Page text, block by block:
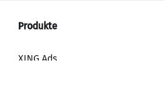
XING Ads